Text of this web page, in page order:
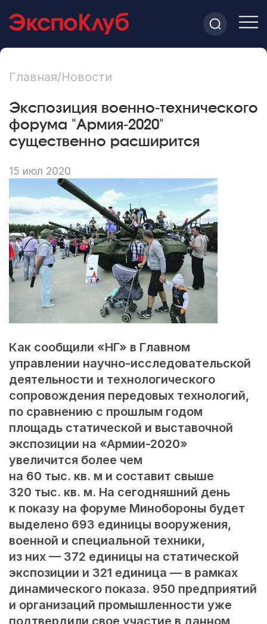
Главная/Новости
Экспозиция военно-технического
форума "Армия-2020"
существенно расширится
15 июл 2020
Как сообщили «НГ» в Главном
управлении научно-исследовательской
деятельности и технологического
сопровождения передовых технологий,
по сравнению с прошлым годом
площадь статической и выставочной
экспозиции на «Армии-2020»
увеличится более чем
на 60 тыс. кв. м и составит свыше
320 тыс. кв. м. На сегодняшний день
к показу на форуме Минобороны будет
выделено 693 единицы вооружения,
военной и специальной техники,
из них — 372 единицы на статической
экспозиции и 321 единица — в рамках
динамического показа. 950 предприятий
и организаций промышленности уже
подтвердили свое участие в данном